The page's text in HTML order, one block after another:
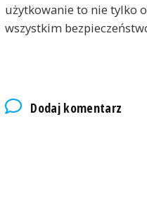
użytkowanie to nie tylko
wszystkim
Dodaj komentarz